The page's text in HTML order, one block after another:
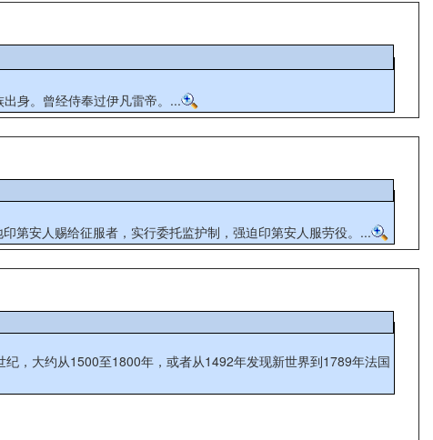
Федорович Годунов，1552年──1605年，1598年──1605年在位），是俄国沙皇。 鞑靼贵族出身。曾经侍奉过伊凡雷帝。...
第安人赐给征服者，实行委托监护制，强迫印第安人服劳役。...
，大约从1500至1800年，或者从1492年发现新世界到1789年法国